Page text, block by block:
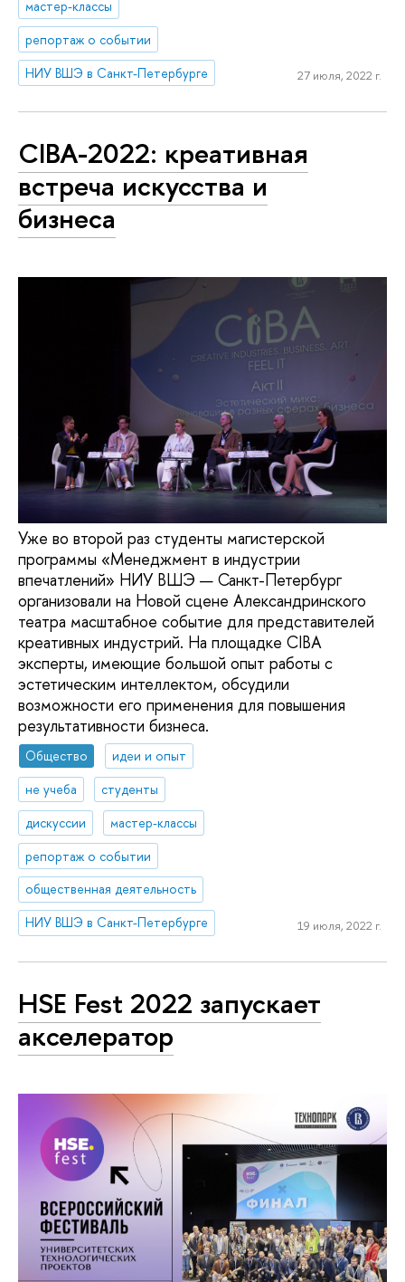
мастер-классы
репортаж о событии
НИУ ВШЭ в Санкт-Петербурге
27 июля, 2022 г.
CIBA-2022: креативная
встреча искусства и
бизнеса
Уже во второй раз студенты магистерской
программы «Менеджмент в индустрии
впечатлений» НИУ ВШЭ — Санкт-Петербург
организовали на Новой сцене Александринского
театра масштабное событие для представителей
креативных индустрий. На площадке CIBA
эксперты, имеющие большой опыт работы с
эстетическим интеллектом, обсудили
возможности его применения для повышения
результативности бизнеса.
Общество
идеи и опыт
не учеба
студенты
дискуссии
мастер-классы
репортаж о событии
общественная деятельность
НИУ ВШЭ в Санкт-Петербурге
19 июля, 2022 г.
HSE Fest 2022 запускает
акселератор